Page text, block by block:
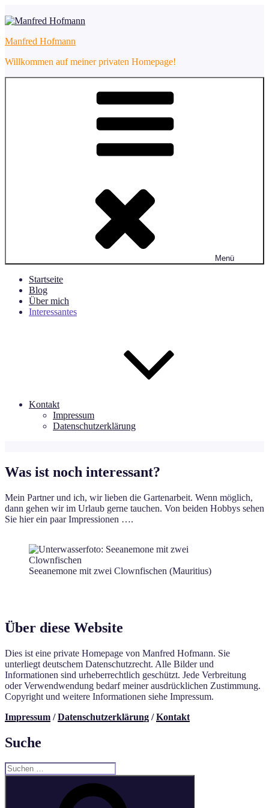
Inhalt
Manfred Hofmann
Willkommen auf meiner privaten Homepage!
Menü
Startseite
Blog
Über mich
Interessantes
Kontakt
Impressum
Datenschutzerklärung
Was ist noch interessant?
Mein Partner und ich, wir lieben die Gartenarbeit. Wenn möglich,
dann gehen wir im Urlaub gerne tauchen. Von beiden Hobbys sehen
Sie hier ein paar Impressionen ….
Seeanemone mit zwei Clownfischen (Mauritius)
Über diese Website
Dies ist eine private Homepage von Manfred Hofmann. Sie
unterliegt deutschem Datenschutzrecht. Alle Bilder und
Informationen sind urheberrechtlich geschützt. Jede Verbreitung
oder Verwendwendung bedarf meiner ausdrücklichen Zustimmung.
Copyright und weitere Informationen siehe Impressum.
Impressum /Datenschutzerklärung /Kontakt
Suche
Suchen
nach: